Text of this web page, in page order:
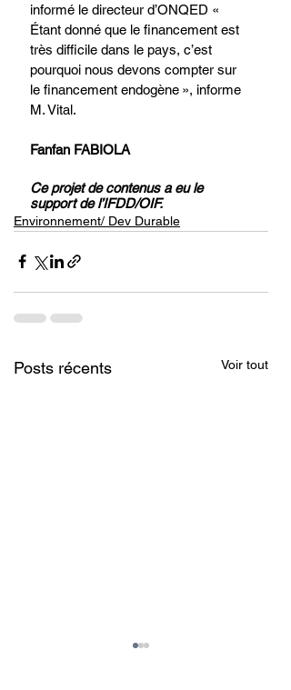
informé le directeur d’ONQED «
Étant donné que le financement est
très difficile dans le pays, c’est
pourquoi nous devons compter sur
le financement endogène », informe
M. Vital.
Fanfan FABIOLA
Ce projet de contenus a eu le
support de l’IFDD/OIF.
Environnement/ Dev Durable
Posts récents Voir tout